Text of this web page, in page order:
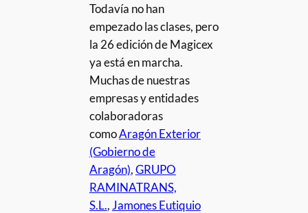
Todavía no han
empezado las clases, pero
la 26 edición de Magicex
ya está en marcha.
Muchas de nuestras
empresas y entidades
colaboradoras
comoAragón Exterior
(Gobierno de
Aragón),GRUPO
RAMINATRANS,
S.L., Jamones Eutiquio